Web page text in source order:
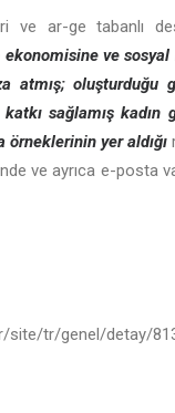
ve ar-ge tabanlı
ekonomisine ve
atmış;
katkı sağlamış
yer aldığı
ve ayrıca e-posta
site/tr/genel/detay/